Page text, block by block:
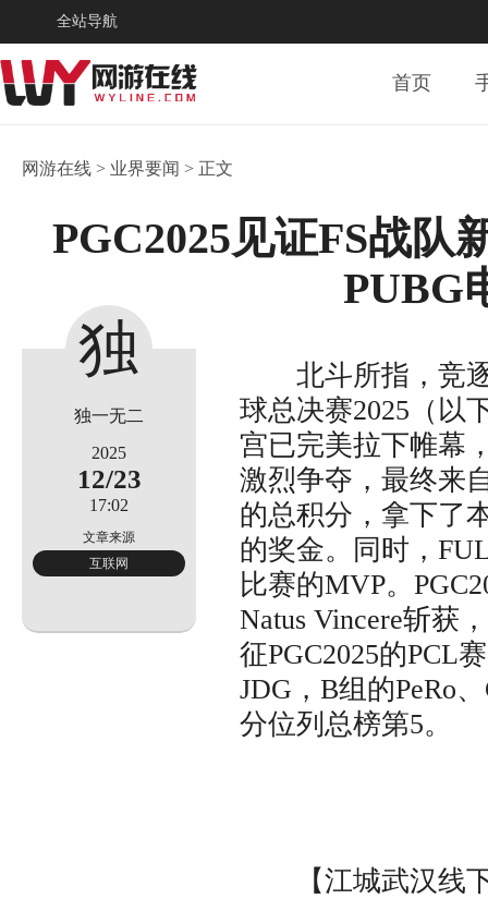
全站导航
首页
独
一
无
独一无二
2025
12/23
17:02
文章来源
互联网
网游在线 > 业界要闻 > 正文
PGC2025见证FS战队
PUBG
北斗所指，竞逐
球总决赛2025（以
宫已完美拉下帷幕
激烈争夺，最终来
的总积分，拿下了
的奖金。同时，
比赛的MVP。
Natus Vincere斩获
征PGC2025的PCL
JDG，B组的PeRo
分位列总榜第5。
【江城武汉线下